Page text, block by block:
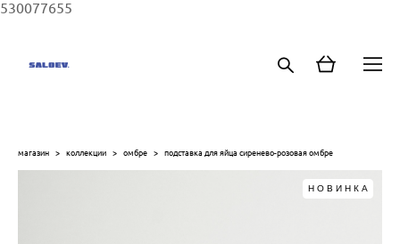
530077655
магазин > коллекции > омбре > подставка для яйца сиренево-розовая омбре
НОВИНКА